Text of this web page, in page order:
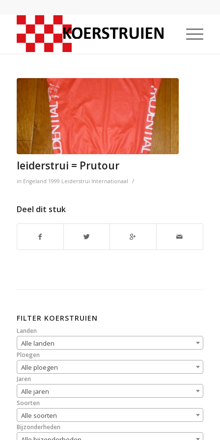
leiderstrui = Prutour
in Engeland 1999 Leiderstrui Internationaal /
Deel dit stuk
FILTER KOERSTRUIEN
Landen
Alle landen
Ploegen
Alle ploegen
Jaren
Alle jaren
Soorten
Alle soorten
Bijzonderheden